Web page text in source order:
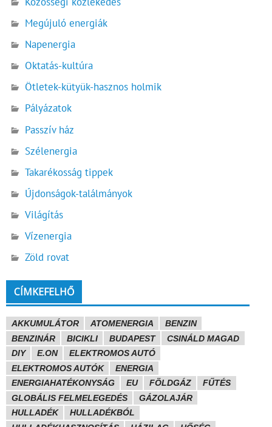
Megújuló energiák
Napenergia
Oktatás-kultúra
Ötletek-kütyük-hasznos holmik
Pályázatok
Passzív ház
Szélenergia
Takarékosság tippek
Újdonságok-találmányok
Világítás
Vízenergia
Zöld rovat
CÍMKEFELHŐ
AKKUMULÁTOR ATOMENERGIA
BENZIN
BENZINÁR
BICIKLI BUDAPEST
CSINÁLD MAGAD
DIY
E.ON
ELEKTROMOS AUTÓ
ELEKTROMOS AUTÓK
ENERGIA
ENERGIAHATÉKONYSÁG
EU FÖLDGÁZ
FŰTÉS
GLOBÁLIS FELMELEGEDÉS
GÁZOLAJÁR
HULLADÉK
HULLADÉKBÓL